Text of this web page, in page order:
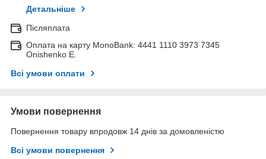
Детальніше
Післяплата
Оплата на карту MonoBank: 4441 1110 3973 7345
Onishenko E.
Всі умови оплати
Умови повернення
Повернення товару впродовж 14 днів за домовленістю
Всі умови повернення